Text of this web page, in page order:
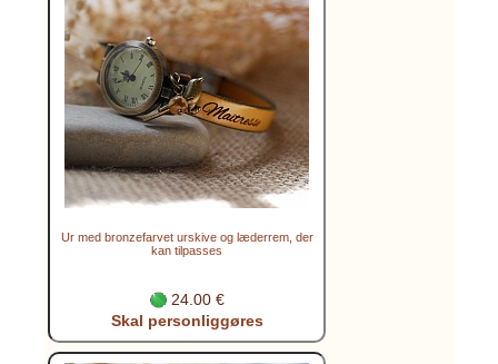
Ur med bronzefarvet urskive og læderrem, der
kan tilpasses
24.00 €
Skal personliggøres